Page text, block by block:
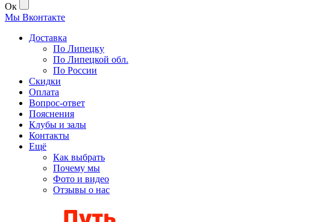
Ок
Мы Вконтакте
Доставка
По Липецку
По Липецкой обл.
По России
Скидки
Оплата
Вопрос-ответ
Пояснения
Клубы и залы
Контакты
Ещё
Как выбрать
Почему мы
Фото и видео
Отзывы о нас